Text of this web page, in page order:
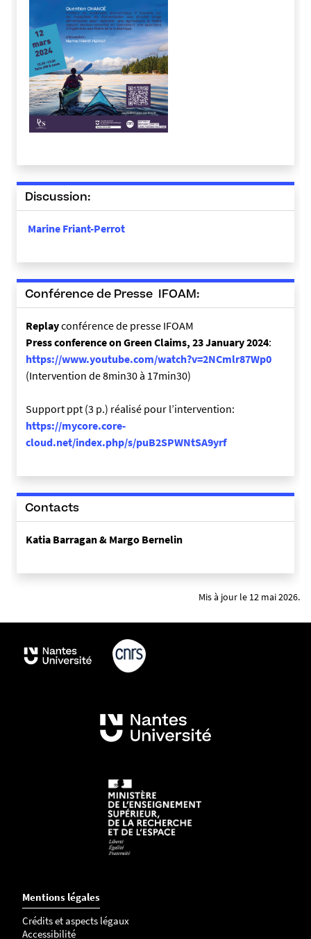
Discussion:
Marine Friant-Perrot
Conférence de Presse IFOAM:
Replayconférence de presse IFOAM
Press conference on Green Claims, 23 January 2024:
https://www.youtube.com/watch?v=2NCmlr87Wp0
(Intervention de 8min30 à 17min30)
Support ppt (3 p.) réalisé pour l’intervention:
https://mycore.core-
cloud.net/index.php/s/puB2SPWNtSA9yrf
Contacts
Katia Barragan & Margo Bernelin
Mis à jour le 12 mai 2026.
Mentions légales
Crédits et aspects légaux
Accessibilité